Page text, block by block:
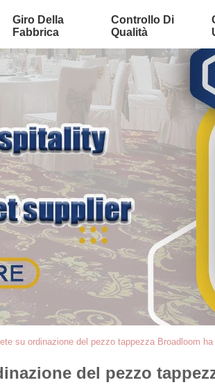
Giro Della
Fabbrica
Controllo Di
Qualità
su ordinazione del pezzo tappezza Broadloom
del pezzo